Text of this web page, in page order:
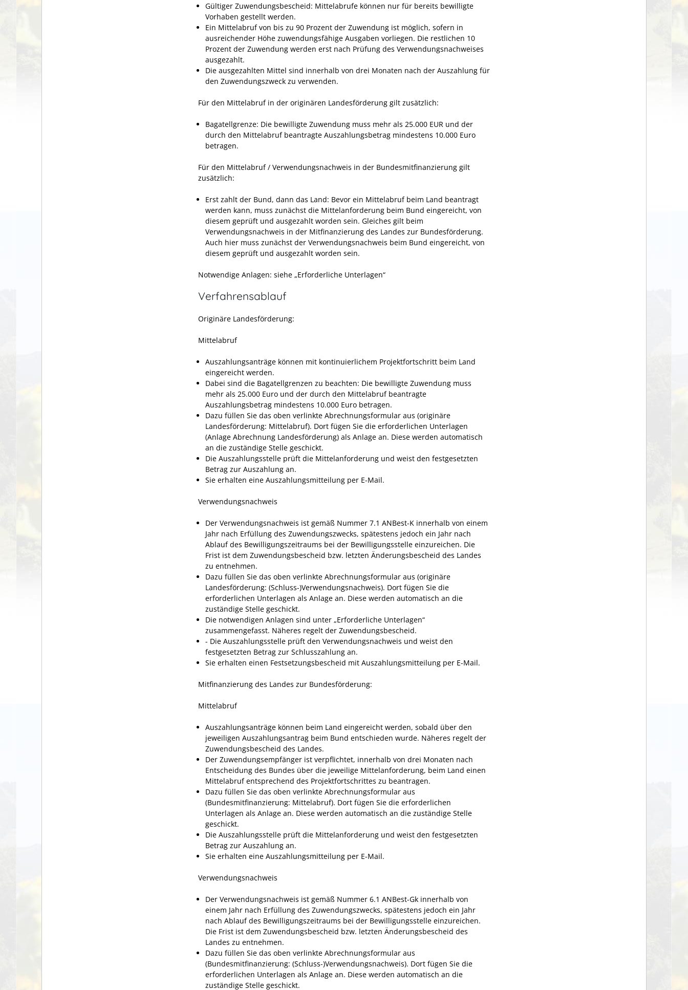
Gültiger Zuwendungsbescheid: Mittelabrufe können nur für bereits bewilligte
Vorhaben gestellt werden.
Ein Mittelabruf von bis zu 90 Prozent der Zuwendung ist möglich, sofern in
ausreichender Höhe zuwendungsfähige Ausgaben vorliegen. Die restlichen 10
Prozent der Zuwendung werden erst nach Prüfung des Verwendungsnachweises
ausgezahlt.
Die ausgezahlten Mittel sind innerhalb von drei Monaten nach der Auszahlung für
den Zuwendungszweck zu verwenden.
Für den Mittelabruf in der originären Landesförderung gilt zusätzlich:
Bagatellgrenze: Die bewilligte Zuwendung muss mehr als 25.000 EUR und der
durch den Mittelabruf beantragte Auszahlungsbetrag mindestens 10.000 Euro
betragen.
Für den Mittelabruf / Verwendungsnachweis in der Bundesmitfinanzierung gilt
zusätzlich:
Erst zahlt der Bund, dann das Land: Bevor ein Mittelabruf beim Land beantragt
werden kann, muss zunächst die Mittelanforderung beim Bund eingereicht, von
diesem geprüft und ausgezahlt worden sein. Gleiches gilt beim
Verwendungsnachweis in der Mitfinanzierung des Landes zur Bundesförderung.
Auch hier muss zunächst der Verwendungsnachweis beim Bund eingereicht, von
diesem geprüft und ausgezahlt worden sein.
Notwendige Anlagen: siehe „Erforderliche Unterlagen“
Verfahrensablauf
Originäre Landesförderung:
Mittelabruf
Auszahlungsanträge können mit kontinuierlichem Projektfortschritt beim Land
eingereicht werden.
Dabei sind die Bagatellgrenzen zu beachten: Die bewilligte Zuwendung muss
mehr als 25.000 Euro und der durch den Mittelabruf beantragte
Auszahlungsbetrag mindestens 10.000 Euro betragen.
Dazu füllen Sie das oben verlinkte Abrechnungsformular aus (originäre
Landesförderung: Mittelabruf). Dort fügen Sie die erforderlichen Unterlagen
(Anlage Abrechnung Landesförderung) als Anlage an. Diese werden automatisch
an die zuständige Stelle geschickt.
Die Auszahlungsstelle prüft die Mittelanforderung und weist den festgesetzten
Betrag zur Auszahlung an.
Sie erhalten eine Auszahlungsmitteilung per E-Mail.
Verwendungsnachweis
Der Verwendungsnachweis ist gemäß Nummer 7.1 ANBest-K innerhalb von einem
Jahr nach Erfüllung des Zuwendungszwecks, spätestens jedoch ein Jahr nach
Ablauf des Bewilligungszeitraums bei der Bewilligungsstelle einzureichen. Die
Frist ist dem Zuwendungsbescheid bzw. letzten Änderungsbescheid des Landes
zu entnehmen.
Dazu füllen Sie das oben verlinkte Abrechnungsformular aus (originäre
Landesförderung: (Schluss-)Verwendungsnachweis). Dort fügen Sie die
erforderlichen Unterlagen als Anlage an. Diese werden automatisch an die
zuständige Stelle geschickt.
Die notwendigen Anlagen sind unter „Erforderliche Unterlagen“
zusammengefasst. Näheres regelt der Zuwendungsbescheid.
- Die Auszahlungsstelle prüft den Verwendungsnachweis und weist den
festgesetzten Betrag zur Schlusszahlung an.
Sie erhalten einen Festsetzungsbescheid mit Auszahlungsmitteilung per E-Mail.
Mitfinanzierung des Landes zur Bundesförderung:
Mittelabruf
Auszahlungsanträge können beim Land eingereicht werden, sobald über den
jeweiligen Auszahlungsantrag beim Bund entschieden wurde. Näheres regelt der
Zuwendungsbescheid des Landes.
Der Zuwendungsempfänger ist verpflichtet, innerhalb von drei Monaten nach
Entscheidung des Bundes über die jeweilige Mittelanforderung, beim Land einen
Mittelabruf entsprechend des Projektfortschrittes zu beantragen.
Dazu füllen Sie das oben verlinkte Abrechnungsformular aus
(Bundesmitfinanzierung: Mittelabruf). Dort fügen Sie die erforderlichen
Unterlagen als Anlage an. Diese werden automatisch an die zuständige Stelle
geschickt.
Die Auszahlungsstelle prüft die Mittelanforderung und weist den festgesetzten
Betrag zur Auszahlung an.
Sie erhalten eine Auszahlungsmitteilung per E-Mail.
Verwendungsnachweis
Der Verwendungsnachweis ist gemäß Nummer 6.1 ANBest-Gk innerhalb von
einem Jahr nach Erfüllung des Zuwendungszwecks, spätestens jedoch ein Jahr
nach Ablauf des Bewilligungszeitraums bei der Bewilligungsstelle einzureichen.
Die Frist ist dem Zuwendungsbescheid bzw. letzten Änderungsbescheid des
Landes zu entnehmen.
Dazu füllen Sie das oben verlinkte Abrechnungsformular aus
(Bundesmitfinanzierung: (Schluss-)Verwendungsnachweis). Dort fügen Sie die
erforderlichen Unterlagen als Anlage an. Diese werden automatisch an die
zuständige Stelle geschickt.